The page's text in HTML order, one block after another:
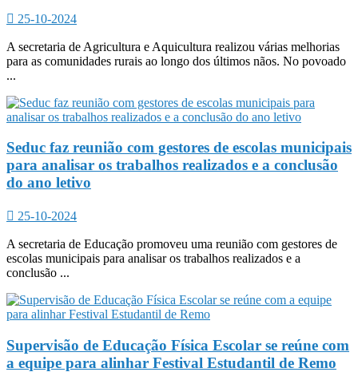
25-10-2024
A secretaria de Agricultura e Aquicultura realizou várias melhorias
para as comunidades rurais ao longo dos últimos nãos. No povoado
...
Seduc faz reunião com gestores de escolas municipais
para analisar os trabalhos realizados e a conclusão
do ano letivo
25-10-2024
A secretaria de Educação promoveu uma reunião com gestores de
escolas municipais para analisar os trabalhos realizados e a
conclusão ...
Supervisão de Educação Física Escolar se reúne com
a equipe para alinhar Festival Estudantil de Remo